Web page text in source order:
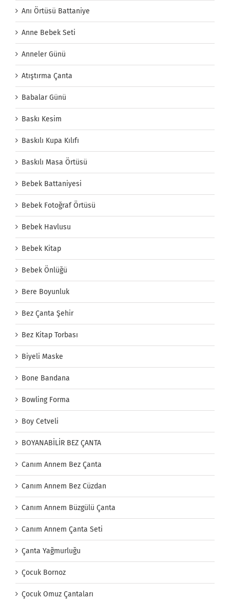
Anı Örtüsü Battaniye
Anne Bebek Seti
Anneler Günü
Atıştırma Çanta
Babalar Günü
Baskı Kesim
Baskılı Kupa Kılıfı
Baskılı Masa Örtüsü
Bebek Battaniyesi
Bebek Fotoğraf Örtüsü
Bebek Havlusu
Bebek Kitap
Bebek Önlüğü
Bere Boyunluk
Bez Çanta Şehir
Bez Kitap Torbası
Biyeli Maske
Bone Bandana
Bowling Forma
Boy Cetveli
BOYANABİLİR BEZ ÇANTA
Canım Annem Bez Çanta
Canım Annem Bez Cüzdan
Canım Annem Büzgülü Çanta
Canım Annem Çanta Seti
Çanta Yağmurluğu
Çocuk Bornoz
Çocuk Omuz Çantaları